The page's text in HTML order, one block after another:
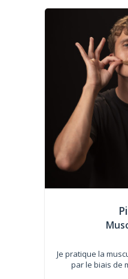
Je pratique la
par le biais de